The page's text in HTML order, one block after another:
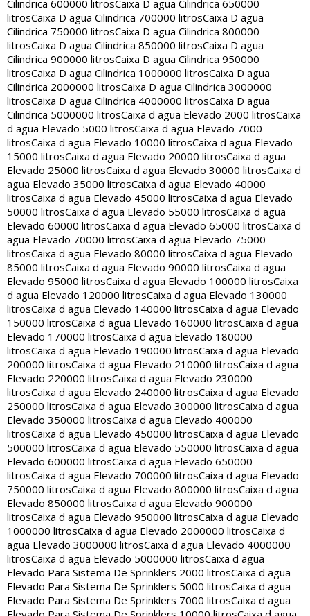
Cilindrica 600000 litrosCaixa D agua Cilindrica 650000
litrosCaixa D agua Cilindrica 700000 litrosCaixa D agua
Cilindrica 750000 litrosCaixa D agua Cilindrica 800000
litrosCaixa D agua Cilindrica 850000 litrosCaixa D agua
Cilindrica 900000 litrosCaixa D agua Cilindrica 950000
litrosCaixa D agua Cilindrica 1000000 litrosCaixa D agua
Cilindrica 2000000 litrosCaixa D agua Cilindrica 3000000
litrosCaixa D agua Cilindrica 4000000 litrosCaixa D agua
Cilindrica 5000000 litrosCaixa d agua Elevado 2000 litrosCaixa
d agua Elevado 5000 litrosCaixa d agua Elevado 7000
litrosCaixa d agua Elevado 10000 litrosCaixa d agua Elevado
15000 litrosCaixa d agua Elevado 20000 litrosCaixa d agua
Elevado 25000 litrosCaixa d agua Elevado 30000 litrosCaixa d
agua Elevado 35000 litrosCaixa d agua Elevado 40000
litrosCaixa d agua Elevado 45000 litrosCaixa d agua Elevado
50000 litrosCaixa d agua Elevado 55000 litrosCaixa d agua
Elevado 60000 litrosCaixa d agua Elevado 65000 litrosCaixa d
agua Elevado 70000 litrosCaixa d agua Elevado 75000
litrosCaixa d agua Elevado 80000 litrosCaixa d agua Elevado
85000 litrosCaixa d agua Elevado 90000 litrosCaixa d agua
Elevado 95000 litrosCaixa d agua Elevado 100000 litrosCaixa
d agua Elevado 120000 litrosCaixa d agua Elevado 130000
litrosCaixa d agua Elevado 140000 litrosCaixa d agua Elevado
150000 litrosCaixa d agua Elevado 160000 litrosCaixa d agua
Elevado 170000 litrosCaixa d agua Elevado 180000
litrosCaixa d agua Elevado 190000 litrosCaixa d agua Elevado
200000 litrosCaixa d agua Elevado 210000 litrosCaixa d agua
Elevado 220000 litrosCaixa d agua Elevado 230000
litrosCaixa d agua Elevado 240000 litrosCaixa d agua Elevado
250000 litrosCaixa d agua Elevado 300000 litrosCaixa d agua
Elevado 350000 litrosCaixa d agua Elevado 400000
litrosCaixa d agua Elevado 450000 litrosCaixa d agua Elevado
500000 litrosCaixa d agua Elevado 550000 litrosCaixa d agua
Elevado 600000 litrosCaixa d agua Elevado 650000
litrosCaixa d agua Elevado 700000 litrosCaixa d agua Elevado
750000 litrosCaixa d agua Elevado 800000 litrosCaixa d agua
Elevado 850000 litrosCaixa d agua Elevado 900000
litrosCaixa d agua Elevado 950000 litrosCaixa d agua Elevado
1000000 litrosCaixa d agua Elevado 2000000 litrosCaixa d
agua Elevado 3000000 litrosCaixa d agua Elevado 4000000
litrosCaixa d agua Elevado 5000000 litrosCaixa d agua
Elevado Para Sistema De Sprinklers 2000 litrosCaixa d agua
Elevado Para Sistema De Sprinklers 5000 litrosCaixa d agua
Elevado Para Sistema De Sprinklers 7000 litrosCaixa d agua